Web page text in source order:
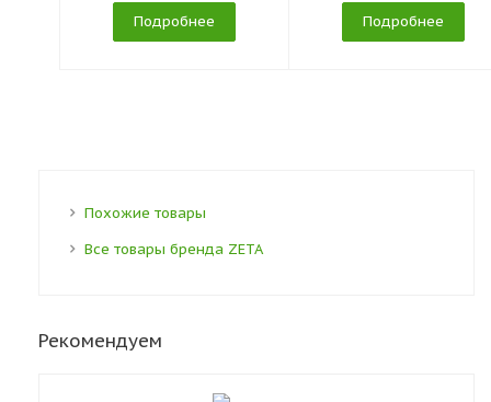
Подробнее Подробнее
Похожие товары
Все товары бренда ZETA
Рекомендуем